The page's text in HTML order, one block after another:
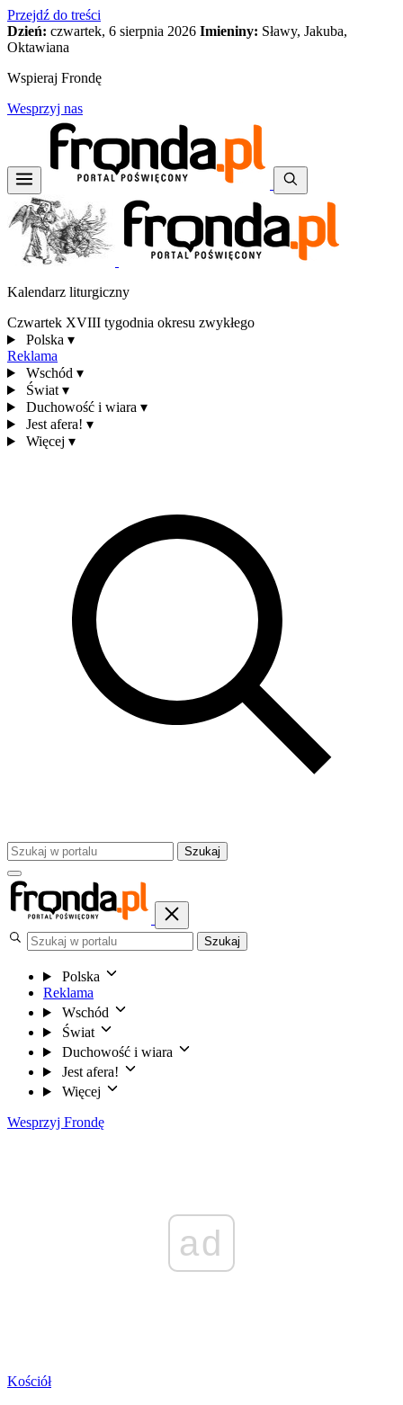
Przejdź do treści
Dzień: czwartek, 6 sierpnia 2026 Imieniny: Sławy, Jakuba,
Oktawiana
Wspieraj Frondę
Wesprzyj nas
Kalendarz liturgiczny
Czwartek XVIII tygodnia okresu zwykłego
Polska ▾
Reklama
Wschód ▾
Świat ▾
Duchowość i wiara ▾
Jest afera! ▾
Więcej ▾
Szukaj
Szukaj
Polska
Reklama
Wschód
Świat
Duchowość i wiara
Jest afera!
Więcej
Wesprzyj Frondę
ad
Kościół